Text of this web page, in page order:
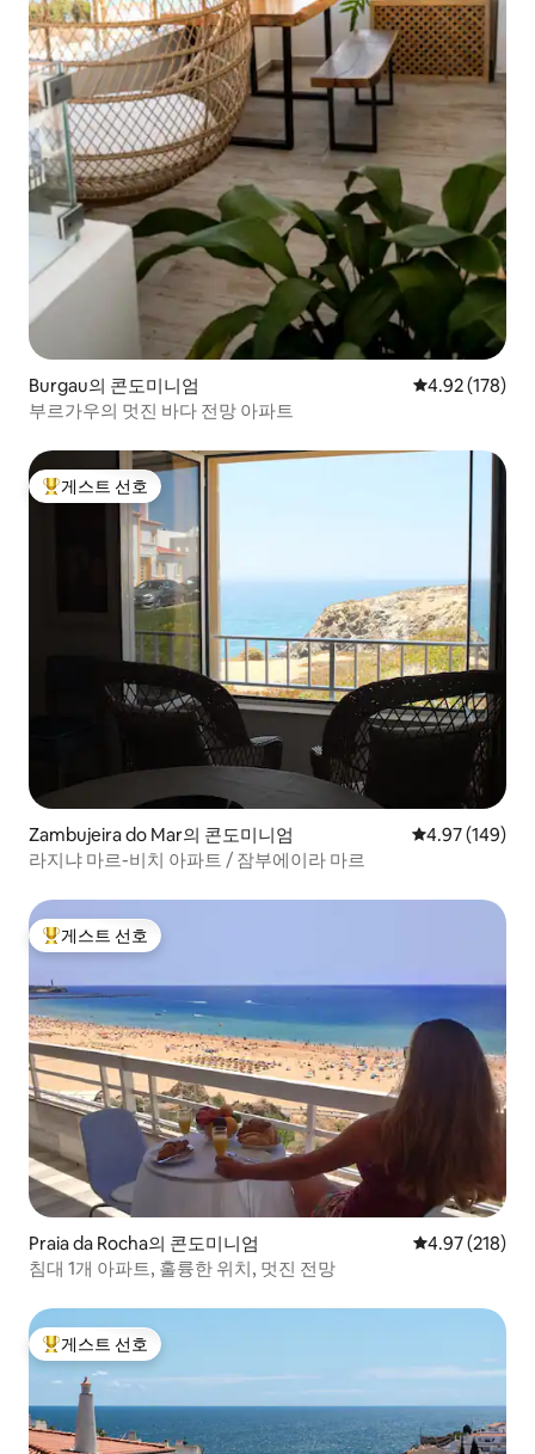
Burgau의 콘도미니엄 평점 4.92점(5
4.92 (178)
부르가우의 멋진 바다 전망 아파트
상위 게스트 선호
게스트 선호
Zambujeira do Mar의 콘도미니엄 평점 4.97점(5
4.97 (149)
라지냐 마르-비치 아파트 / 잠부에이라 마르
상위 게스트 선호
게스트 선호
Praia da Rocha의 콘도미니엄 평점 4.97점(5
4.97 (218)
침대 1개 아파트, 훌륭한 위치, 멋진 전망
상위 게스트 선호
게스트 선호